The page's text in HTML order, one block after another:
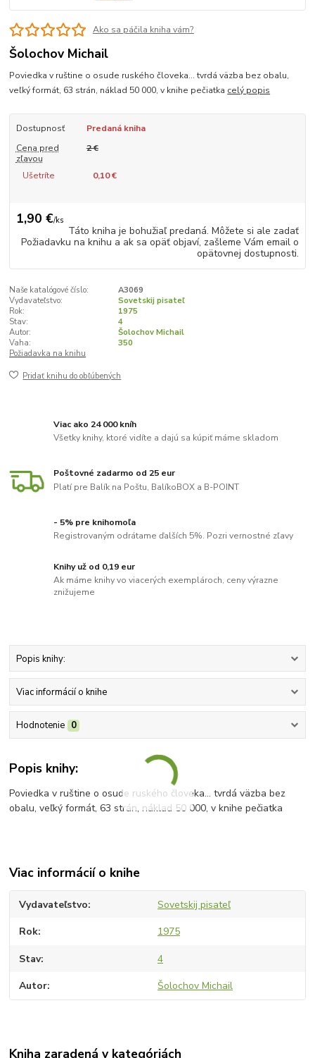
Ako sa páčila kniha vám?
Šolochov Michail
Poviedka v ruštine o osude ruského človeka... tvrdá väzba bez obalu,
veľký formát, 63 strán, náklad 50 000, v knihe pečiatka celý popis
Dostupnosť
Predaná kniha
Cena pred
zľavou
2 €
Ušetríte 0,10 €
1,90 €/ks
Táto kniha je bohužiaľ predaná. Môžete si ale zadať
Požiadavku na knihu a ak sa opäť objaví, zašleme Vám email o
opätovnej dostupnosti.
Naše katalógové číslo:
A3069
Vydavateľstvo:
Sovetskij pisateľ
Rok:
1975
Stav:
4
Autor:
Šolochov Michail
Vaha:
350
Požiadavka na knihu
Pridať knihu do obľúbených
Viac ako 24 000 kníh
Všetky knihy, ktoré vidíte a dajú sa kúpiť máme skladom
Poštovné zadarmo od 25 eur
Platí pre Balík na Poštu, BalíkoBOX a B-POINT
- 5% pre knihomoľa
Registrovaným odrátame ďalších 5%. Pozri vernostné zľavy
Knihy už od 0,19 eur
Ak máme knihy vo viacerých exemplároch, ceny výrazne
znižujeme
Popis knihy:
Viac informácií o knihe
Hodnotenie 0
Popis knihy:
Poviedka v ruštine o osude ruského človeka... tvrdá väzba bez
obalu, veľký formát, 63 strán, náklad 50 000, v knihe pečiatka
Viac informácií o knihe
Vydavateľstvo Sovetskij pisateľ
Rok 1975
Stav 4
Autor Šolochov Michail
Kniha zaradená v kategóriách